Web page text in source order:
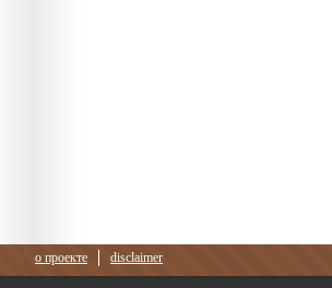
о проекте disclaimer